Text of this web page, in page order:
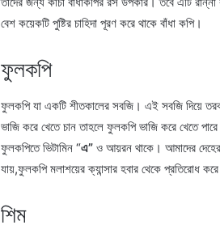
বেশ কয়েকটি পুষ্টির চাহিদা পূরণ করে থাকে বাঁধা কপি।
ফুলকপি
ফুলকপি যা একটি শীতকালের সবজি। এই সবজি দিয়ে
ভাজি করে খেতে চান তাহলে ফুলকপি ভাজি করে খেতে
ফুলকপিতে ভিটামিন “এ” ও আয়রন থাকে। আমাদের দেহের
যায়,ফুলকপি মলাশয়ের ক্যান্সার হবার থেকে প্রতিরোধ
শিম